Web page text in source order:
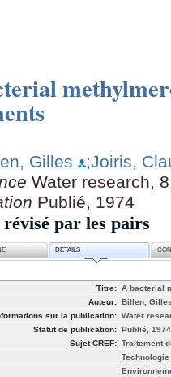
Gilles ;Joiris,
Water research,
Publié, 1974
par les pairs
DÉTAILS
Titre: A bacterial
Auteur: Billen,
sur la publication: Water
Statut de publication: Publié, 1974
Sujet CREF: Traitement